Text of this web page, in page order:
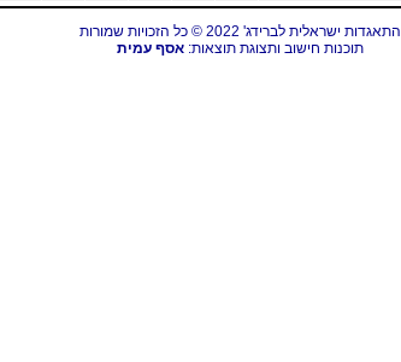
התאגדות ישראלית לברידג' 2022 © כל הזכויות שמורות
תוכנות חישוב ותצוגת תוצאות:אסף עמית